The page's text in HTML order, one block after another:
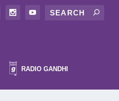
RADIO GANDHI